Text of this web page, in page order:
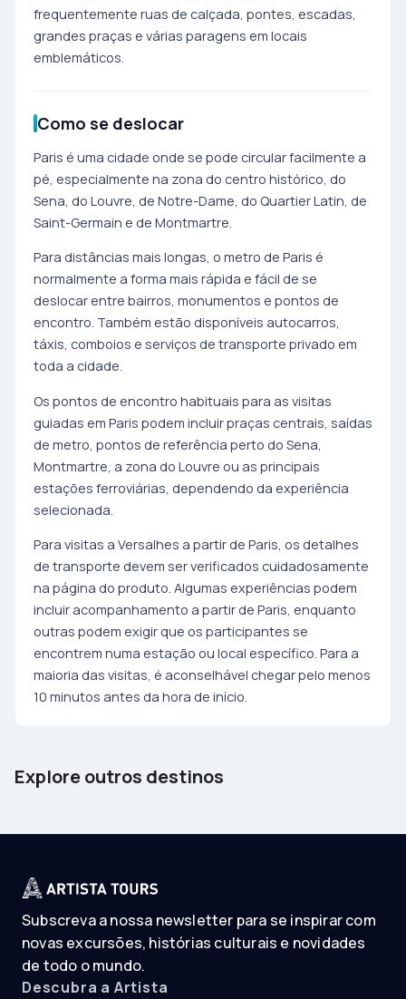
frequentemente ruas de calçada, pontes, escadas,
grandes praças e várias paragens em locais
emblemáticos.
Como se deslocar
Paris é uma cidade onde se pode circular facilmente a
pé, especialmente na zona do centro histórico, do
Sena, do Louvre, de Notre-Dame, do Quartier Latin, de
Saint-Germain e de Montmartre.
Para distâncias mais longas, o metro de Paris é
normalmente a forma mais rápida e fácil de se
deslocar entre bairros, monumentos e pontos de
encontro. Também estão disponíveis autocarros,
táxis, comboios e serviços de transporte privado em
toda a cidade.
Os pontos de encontro habituais para as visitas
guiadas em Paris podem incluir praças centrais, saídas
de metro, pontos de referência perto do Sena,
Montmartre, a zona do Louvre ou as principais
estações ferroviárias, dependendo da experiência
selecionada.
Para visitas a Versalhes a partir de Paris, os detalhes
de transporte devem ser verificados cuidadosamente
na página do produto. Algumas experiências podem
incluir acompanhamento a partir de Paris, enquanto
outras podem exigir que os participantes se
encontrem numa estação ou local específico. Para a
maioria das visitas, é aconselhável chegar pelo menos
10 minutos antes da hora de início.
Explore outros destinos
Barcelona
Spain
Subscreva a nossa newsletter para se inspirar com
novas excursões, histórias culturais e novidades
de todo o mundo.
Descubra a Artista